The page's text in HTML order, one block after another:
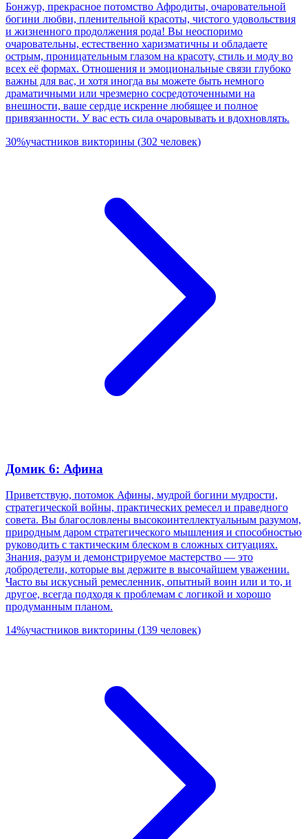
Бонжур, прекрасное потомство Афродиты, очаровательной
богини любви, пленительной красоты, чистого удовольствия
и жизненного продолжения рода! Вы неоспоримо
очаровательны, естественно харизматичны и обладаете
острым, проницательным глазом на красоту, стиль и моду во
всех её формах. Отношения и эмоциональные связи глубоко
важны для вас, и хотя иногда вы можете быть немного
драматичными или чрезмерно сосредоточенными на
внешности, ваше сердце искренне любящее и полное
привязанности. У вас есть сила очаровывать и вдохновлять.
30%участников викторины (302 человек)
Домик 6: Афина
Приветствую, потомок Афины, мудрой богини мудрости,
стратегической войны, практических ремесел и праведного
совета. Вы благословлены высокоинтеллектуальным разумом,
природным даром стратегического мышления и способностью
руководить с тактическим блеском в сложных ситуациях.
Знания, разум и демонстрируемое мастерство — это
добродетели, которые вы держите в высочайшем уважении.
Часто вы искусный ремесленник, опытный воин или и то, и
другое, всегда подходя к проблемам с логикой и хорошо
продуманным планом.
14%участников викторины (139 человек)